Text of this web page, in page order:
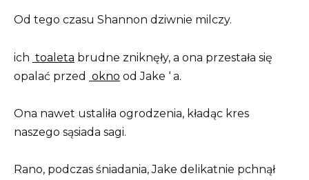
Od tego czasu Shannon dziwnie milczy.
ich toaleta brudne zniknęły, a ona przestała się
opalać przed okno od Jake ‘ a.
Ona nawet ustaliła ogrodzenia, kładąc kres
naszego sąsiada sagi.
Rano, podczas śniadania, Jake delikatnie pchnął